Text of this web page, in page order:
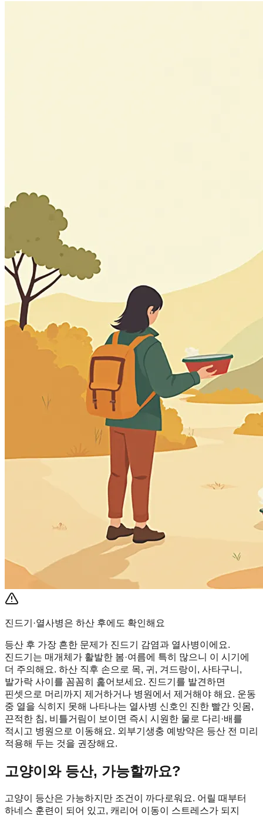
진드기·열사병은 하산 후에도 확인해요
등산 후 가장 흔한 문제가 진드기 감염과 열사병이에요.
진드기는 매개체가 활발한 봄·여름에 특히 많으니 이 시기에
더 주의해요. 하산 직후 손으로 목, 귀, 겨드랑이, 사타구니,
발가락 사이를 꼼꼼히 훑어보세요. 진드기를 발견하면
핀셋으로 머리까지 제거하거나 병원에서 제거해야 해요. 운동
중 열을 식히지 못해 나타나는 열사병 신호인 진한 빨간 잇몸,
끈적한 침, 비틀거림이 보이면 즉시 시원한 물로 다리·배를
적시고 병원으로 이동해요. 외부기생충 예방약은 등산 전 미리
적용해 두는 것을 권장해요.
고양이와 등산, 가능할까요?
고양이 등산은 가능하지만 조건이 까다로워요. 어릴 때부터
하네스 훈련이 되어 있고, 캐리어 이동이 스트레스가 되지